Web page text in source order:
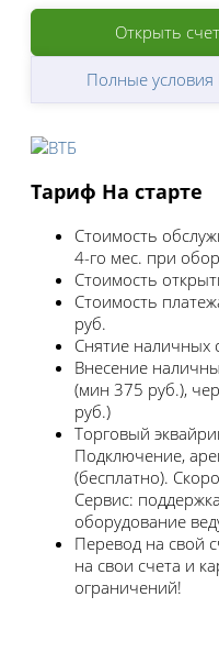
Открыть счет
Полные
Тариф На старте
Стоимость
4-го мес. при
Стоимость
Стоимость
руб.
Снятие наличных
Внесение
(мин 375 руб.),
руб.)
Торговый
Подключение,
(бесплатно).
Сервис:
оборудование
Перевод на свой
на свои счета и
ограничений!